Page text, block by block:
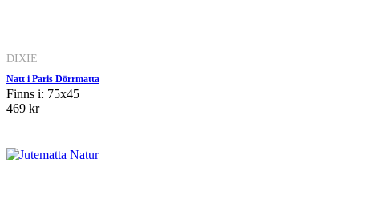
DIXIE
Natt i Paris Dörrmatta
Finns i: 75x45
469 kr